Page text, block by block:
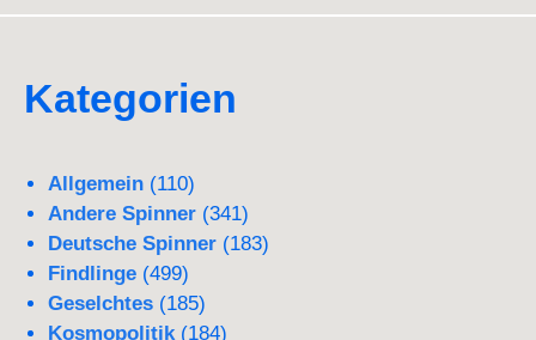
Kategorien
Allgemein (110)
Andere Spinner (341)
Deutsche Spinner (183)
Findlinge (499)
Geselchtes (185)
Kosmopolitik (184)